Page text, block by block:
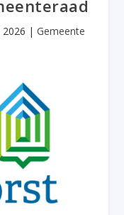
| Gemeente